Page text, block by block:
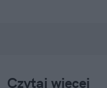
Czytaj więcej